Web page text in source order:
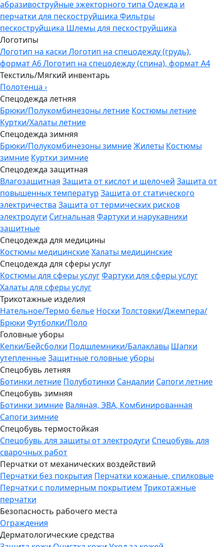
абразивоструйные эжекторного типа Одежда и
перчатки для пескоструйщика Фильтры
пескоструйщика Шлемы для пескоструйщика
Логотипы
Логотип на каски Логотип на спецодежду (грудь),
формат А6Логотип на спецодежду (спина), формат А4
Текстиль/Мягкий инвентарь
Полотенца ›
Спецодежда летняя
Брюки/Полукомбинезоны летние Костюмы летние
Куртки/Халаты летние
Спецодежда зимняя
Брюки/Полукомбинезоны зимниеЖилеты Костюмы
зимние Куртки зимние
Спецодежда защитная
Влагозащитная Защита от кислот и щелочей Защита от
повышенных температур Защита от статического
электричества Защита от термических рисков
электродуги Сигнальная Фартуки и нарукавники
защитные
Спецодежда для медицины
Костюмы медицинскиеХалаты медицинские
Спецодежда для сферы услуг
Костюмы для сферы услугФартуки для сферы услуг
Халаты для сферы услуг
Трикотажные изделия
Нательное/Термо белье Носки Толстовки/Джемпера/
Брюки Футболки/Поло
Головные уборы
Кепки/Бейсболки Подшлемники/Балаклавы Шапки
утепленныеЗащитные головные уборы
Спецобувь летняя
Ботинки летние Полуботинки Сандалии Сапоги летние
Спецобувь зимняя
Ботинки зимние Валяная, ЭВА, Комбинированная
Сапоги зимние
Спецобувь термостойкая
Спецобувь для защиты от электродуги Спецобувь для
сварочных работ
Перчатки от механических воздействий
Перчатки без покрытия Перчатки кожаные, спилковые
Перчатки с полимерным покрытием Трикотажные
перчатки
Безопасность рабочего места
Ограждения
Дерматологические средства